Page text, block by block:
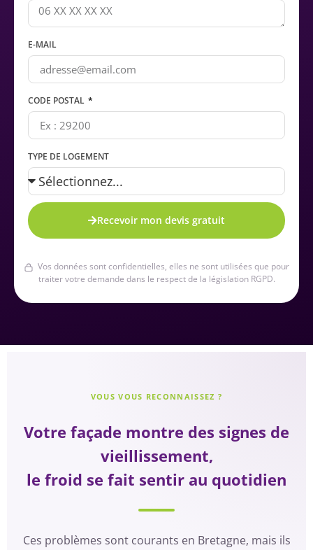
E-MAIL
CODE POSTAL
TYPE DE LOGEMENT
Recevoir mon devis gratuit
Vos données sont confidentielles, elles ne sont utilisées que pour
traiter votre demande dans le respect de la législation RGPD.
VOUS VOUS RECONNAISSEZ ?
Votre façade montre des signes de
vieillissement,
le froid se fait sentir au quotidien
Ces problèmes sont courants en Bretagne, mais ils